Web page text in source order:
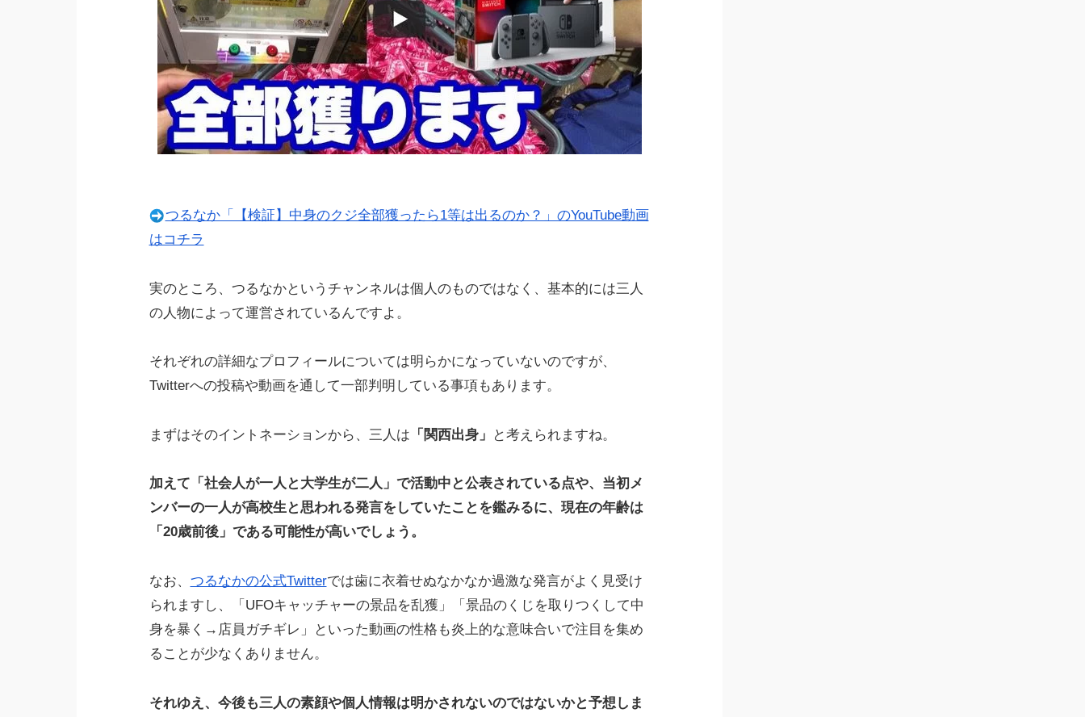
つるなか「【検証】中身のクジ全部獲ったら1等は出るのか？」のYouTube動画
はコチラ
実のところ、つるなかというチャンネルは個人のものではなく、基本的には三人
の人物によって運営されているんですよ。
それぞれの詳細なプロフィールについては明らかになっていないのですが、
Twitterへの投稿や動画を通して一部判明している事項もあります。
まずはそのイントネーションから、三人は 「関西出身」 と考えられますね。
加えて「社会人が一人と大学生が二人」で活動中と公表されている点や、当初メ
ンバーの一人が高校生と思われる発言をしていたことを鑑みるに、現在の年齢は
「20歳前後」である可能性が高いでしょう。
なお、 つるなかの公式Twitterでは歯に衣着せぬなかなか過激な発言がよく見受け
られますし、「UFOキャッチャーの景品を乱獲」「景品のくじを取りつくして中
身を暴く→店員ガチギレ」といった動画の性格も炎上的な意味合いで注目を集め
ることが少なくありません。
それゆえ、今後も三人の素顔や個人情報は明かされないのではないかと予想しま